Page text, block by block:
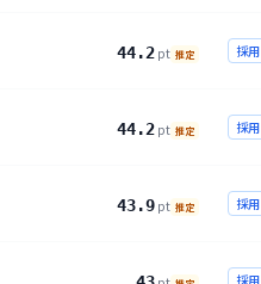
44.2 pt 推定 採用
44.2 pt 推定 採用
43.9 pt 推定 採用
採用